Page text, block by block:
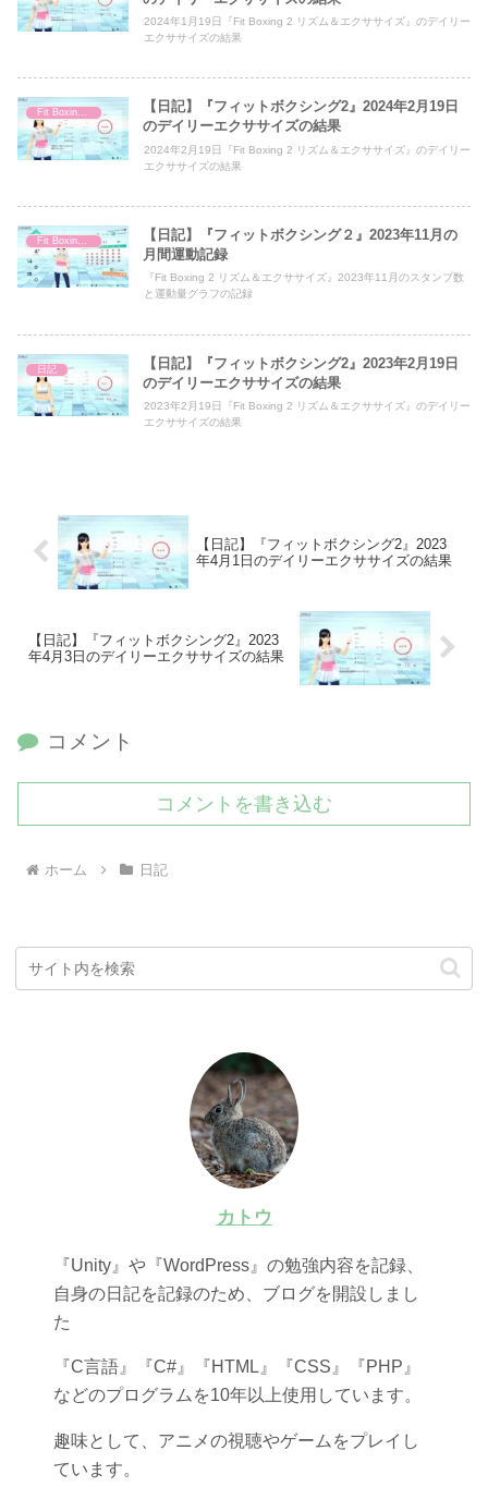
2024年1月19日『Fit Boxing 2 リズム＆エクササイズ』のデイリー
エクササイズの結果
【日記】『フィットボクシング2』2024年2月19日
のデイリーエクササイズの結果
2024年2月19日『Fit Boxing 2 リズム＆エクササイズ』のデイリー
エクササイズの結果
【日記】『フィットボクシング２』2023年11月の
月間運動記録
『Fit Boxing 2 リズム＆エクササイズ』2023年11月のスタンプ数
と運動量グラフの記録
日記
【日記】『フィットボクシング2』2023年2月19日
のデイリーエクササイズの結果
2023年2月19日『Fit Boxing 2 リズム＆エクササイズ』のデイリー
エクササイズの結果
【日記】『フィットボクシング2』2023
年4月1日のデイリーエクササイズの結果
【日記】『フィットボクシング2』2023
年4月3日のデイリーエクササイズの結果
コメント
コメントを書き込む
ホーム 日記
カトウ
『Unity』や『WordPress』の勉強内容を記録、
自身の日記を記録のため、ブログを開設しまし
た
『C言語』『C#』『HTML』『CSS』『PHP』
などのプログラムを10年以上使用しています。
趣味として、アニメの視聴やゲームをプレイし
ています。